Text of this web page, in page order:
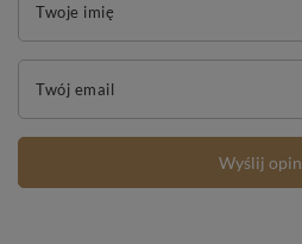
Twoje imię
Twój email
Wyślij